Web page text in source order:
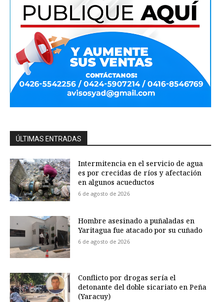
ÚLTIMAS ENTRADAS
Intermitencia en el servicio de agua
es por crecidas de ríos y afectación
en algunos acueductos
6 de agosto de 2026
Hombre asesinado a puñaladas en
Yaritagua fue atacado por su cuñado
6 de agosto de 2026
Conflicto por drogas sería el
detonante del doble sicariato en Peña
(Yaracuy)